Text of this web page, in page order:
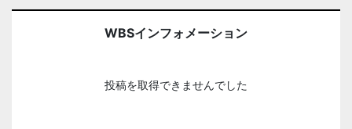
WBSインフォメーション
投稿を取得できませんでした